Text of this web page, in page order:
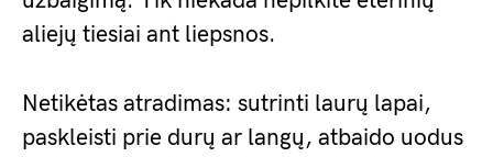
aliejų tiesiai ant liepsnos.
Netikėtas atradimas: sutrinti laurų lapai,
paskleisti prie durų ar langų, atbaido uodus